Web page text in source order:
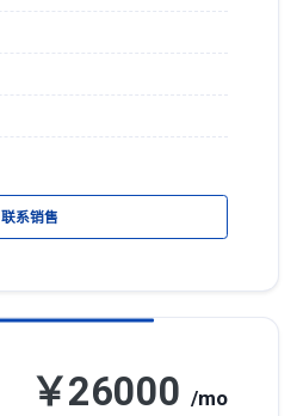
联系销售
￥26000 /mo